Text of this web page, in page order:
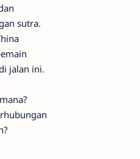
sutra.
jalan ini.